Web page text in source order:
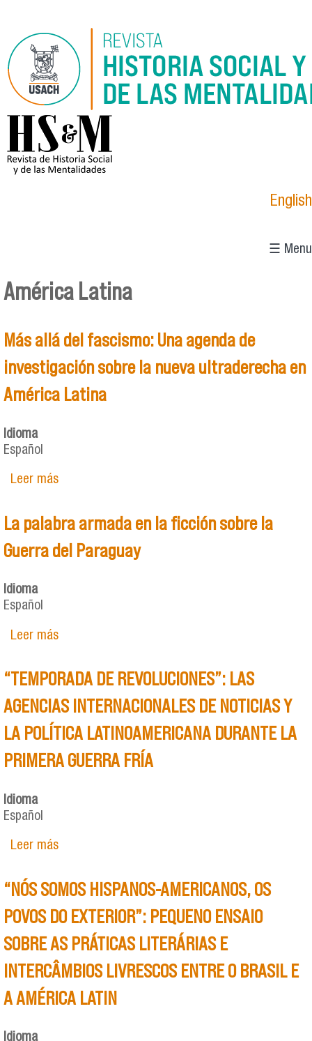
logo_hsm_2021.png
English
☰ Menu
América Latina
Más allá del fascismo: Una agenda de
investigación sobre la nueva ultraderecha en
América Latina
Idioma
Español
Leer mássobre Más allá del fascismo: Una agenda de
América Latina
La palabra armada en la ficción sobre la
Guerra del Paraguay
Idioma
Español
Leer mássobre La palabra armada en la ficción sobre la
“TEMPORADA DE REVOLUCIONES”: LAS
AGENCIAS INTERNACIONALES DE NOTICIAS Y
LA POLÍTICA LATINOAMERICANA DURANTE LA
PRIMERA GUERRA FRÍA
Idioma
Español
Leer mássobre “TEMPORADA DE REVOLUCIONES”: LAS
POLÍTICA LATINOAMERICANA DURANTE LA
PRIMERA GUERRA FRÍA
“NÓS SOMOS HISPANOS-AMERICANOS, OS
POVOS DO EXTERIOR”: PEQUENO ENSAIO
SOBRE AS PRÁTICAS LITERÁRIAS E
INTERCÂMBIOS LIVRESCOS ENTRE O BRASIL E
A AMÉRICA LATIN
Idioma